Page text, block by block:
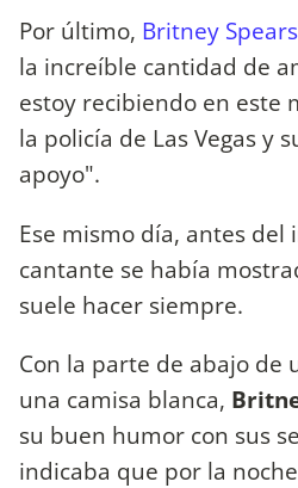
Por último, Britney Spears
la increíble cantidad de
estoy recibiendo en este
la policía de Las Vegas y
apoyo".
Ese mismo día, antes del
cantante se había
suele hacer siempre.
Con la parte de abajo de
una camisa blanca,
su buen humor con sus
indicaba que por la